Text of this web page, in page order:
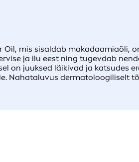
Oil, mis sisaldab
ja ilu eest ning tugevdab
on juuksed läikivad ja katsudes
Nahataluvus dermatoloogiliselt